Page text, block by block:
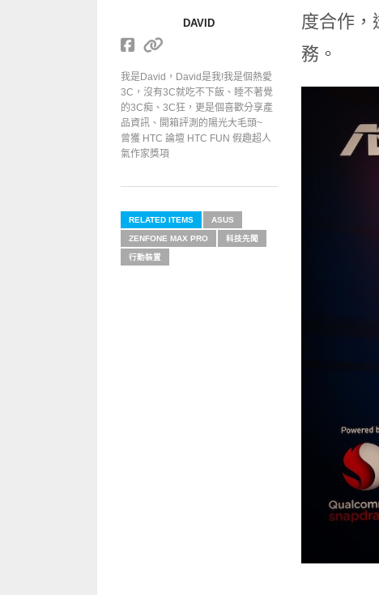
度合作，
務。
DAVID
我是David，David是我!我是個熱愛
3C，沒有3C就吃不下飯、睡不著覺
的3C痴、3C狂，更是個喜歡分享產
品資訊、開箱評測的陽光大毛頭~
曾獲 HTC 論壇 HTC FUN 假趣超人
氣作家獎項
RELATED ITEMS ASUS
ZENFONE MAX PRO 科技先聞
行動裝置